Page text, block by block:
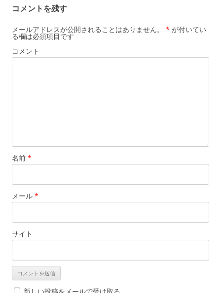
コメントを残す
メールアドレスが公開されることはありません。 * が付いてい
る欄は必須項目です
コメント
名前 *
メール *
サイト